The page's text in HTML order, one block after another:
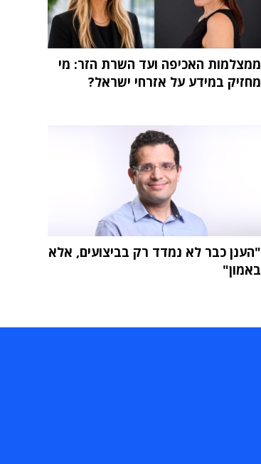
ממצלמות האכיפה ועד השרת הזר: מי
מחזיק במידע על אזרחי ישראל?
"הענן כבר לא נמדד רק בביצועים, אלא
באמון"